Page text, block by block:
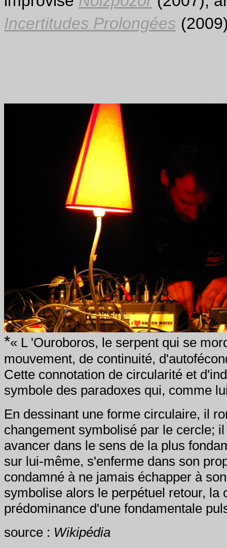
Incertitudes Prolongées
*« L 'Ouroboros, le serpent qui se
mouvement, de continuité,
Cette connotation de circularité et
symbole des paradoxes qui, comme
En dessinant une forme circulaire, il
changement symbolisé par le cercle;
avancer dans le sens de la plus
sur lui-même, s'enferme dans son
condamné à ne jamais échapper à
symbolise alors le perpétuel retour, la
prédominance d'une fondamentale
source : Wikipédia